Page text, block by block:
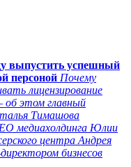
выпустить успешный
персоной Почему
лицензирование
об этом главный
Тимашова
медиахолдинга Юлии
центра Андрея
бизнесов